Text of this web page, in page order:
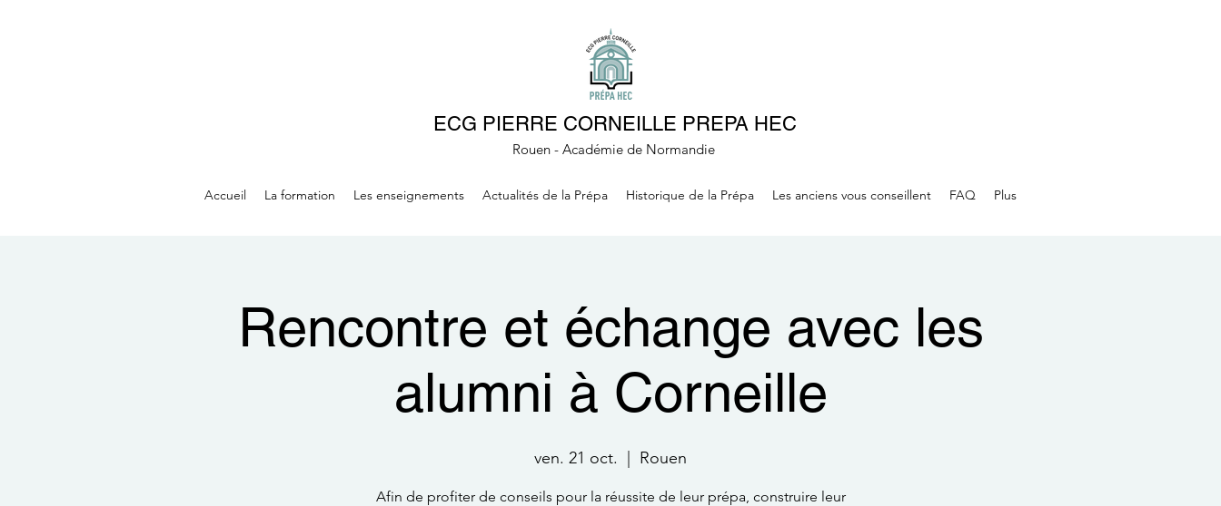
ECG PIERRE CORNEILLE PREPA HEC
Rouen - Académie de Normandie
Accueil La formation Les enseignements Actualités de la Prépa Historique de la Prépa Les anciens vous conseillent FAQ Plus
Rencontre et échange avec les
alumni à Corneille
ven. 21 oct. Rouen
Afin de profiter de conseils pour la réussite de leur prépa, construire leur